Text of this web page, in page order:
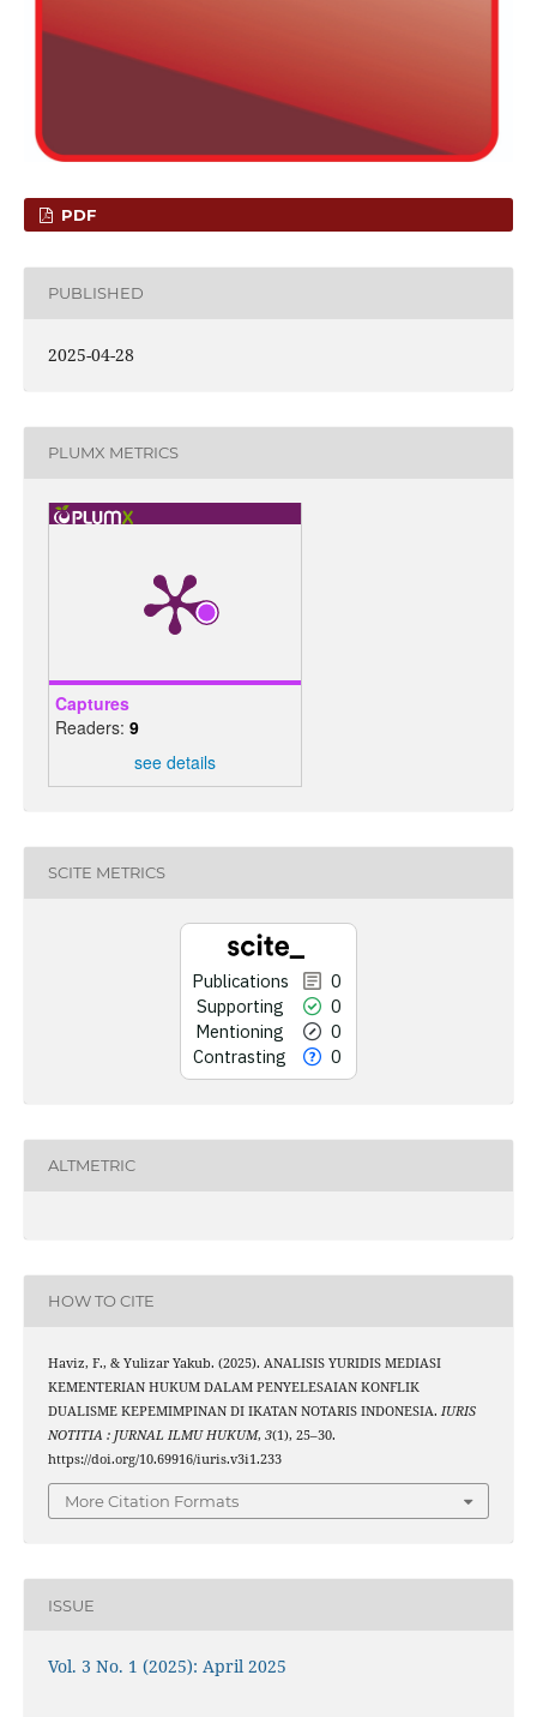
PDF
PUBLISHED
2025-04-28
PLUMX METRICS
Captures
Readers: 9
see details
SCITE METRICS
Publications
0
Supporting
0
Mentioning
0
Contrasting
0
context of
ALTMETRIC
HOW TO CITE
Haviz, F., & Yulizar Yakub. (2025). ANALISIS YURIDIS MEDIASI
KEMENTERIAN HUKUM DALAM PENYELESAIAN KONFLIK
DUALISME KEPEMIMPINAN DI IKATAN NOTARIS INDONESIA. IURIS
NOTITIA : JURNAL ILMU HUKUM, 3(1), 25–30.
https://doi.org/10.69916/iuris.v3i1.233
More Citation Formats
ISSUE
Vol. 3 No. 1 (2025): April 2025